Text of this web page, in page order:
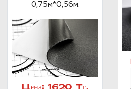
0,75м*0,56м.
Цена: 1620 Тг.